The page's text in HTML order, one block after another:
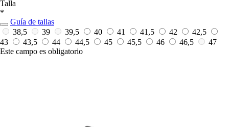
Talla
*
Guía de tallas
38,5
39 39,5 40 41 41,5 42
42,5
43
43,5 44 44,5 45 45,5 46 46,5
47
Este campo es obligatorio